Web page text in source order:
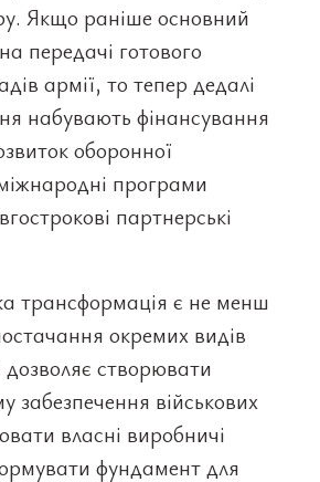
Якщо раніше основний
передачі готового
армії, то тепер дедалі
набувають фінансування
оборонної
програми
партнерські
трансформація є не менш
окремих видів
створювати
забезпечення військових
власні виробничі
фундамент для